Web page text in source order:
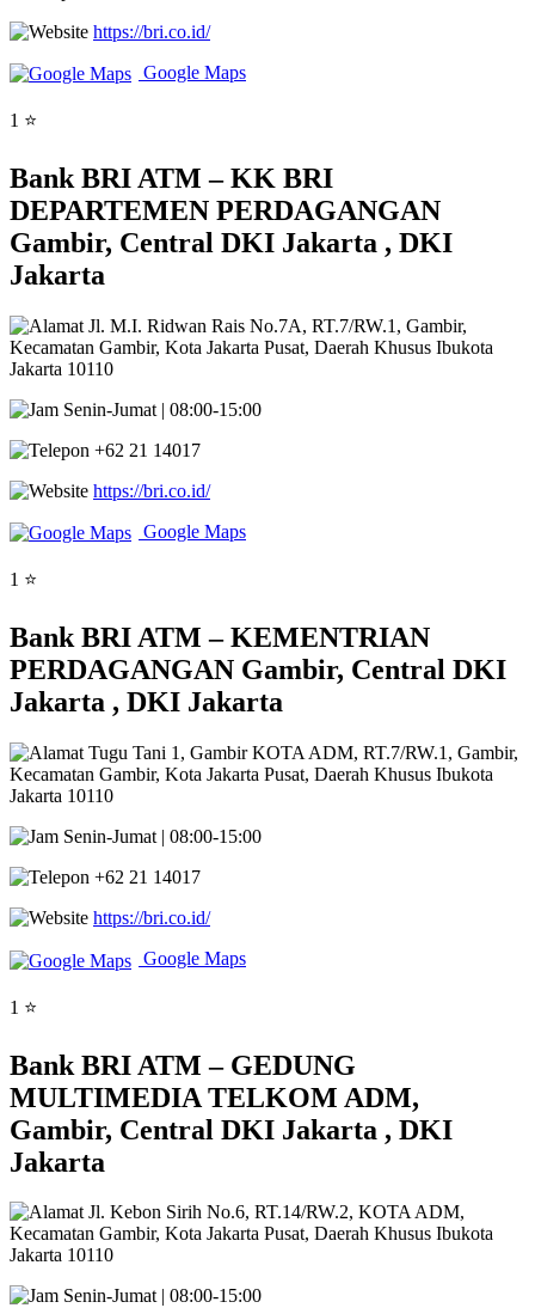
https://bri.co.id/
Google Maps
1 ⭐
Bank BRI ATM – KK BRI
DEPARTEMEN PERDAGANGAN
Gambir, Central DKI Jakarta , DKI
Jakarta
Jl. M.I. Ridwan Rais No.7A, RT.7/RW.1, Gambir,
Kecamatan Gambir, Kota Jakarta Pusat, Daerah Khusus Ibukota
Jakarta 10110
Senin-Jumat | 08:00-15:00
+62 21 14017
https://bri.co.id/
Google Maps
1 ⭐
Bank BRI ATM – KEMENTRIAN
PERDAGANGAN Gambir, Central DKI
Jakarta , DKI Jakarta
Tugu Tani 1, Gambir KOTA ADM, RT.7/RW.1, Gambir,
Kecamatan Gambir, Kota Jakarta Pusat, Daerah Khusus Ibukota
Jakarta 10110
Senin-Jumat | 08:00-15:00
+62 21 14017
https://bri.co.id/
Google Maps
1 ⭐
Bank BRI ATM – GEDUNG
MULTIMEDIA TELKOM ADM,
Gambir, Central DKI Jakarta , DKI
Jakarta
Jl. Kebon Sirih No.6, RT.14/RW.2, KOTA ADM,
Kecamatan Gambir, Kota Jakarta Pusat, Daerah Khusus Ibukota
Jakarta 10110
Senin-Jumat | 08:00-15:00